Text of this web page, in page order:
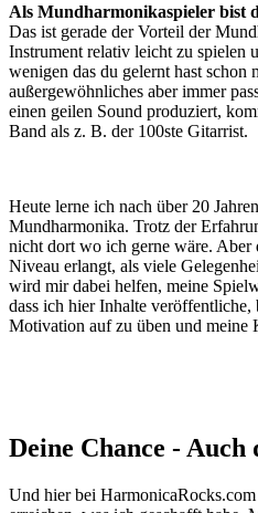
Als Mundharmonikaspieler bist
Das ist gerade der Vorteil der
Instrument relativ leicht zu spielen
wenigen das du gelernt hast schon
außergewöhnliches aber immer
einen geilen Sound produziert,
Band als z. B. der 100ste Gitarrist.
Heute lerne ich nach über 20
Mundharmonika. Trotz der
nicht dort wo ich gerne wäre. Aber
Niveau erlangt, als viele
wird mir dabei helfen, meine
dass ich hier Inhalte
Motivation auf zu üben und meine
Deine Chance - Auch
Und hier bei